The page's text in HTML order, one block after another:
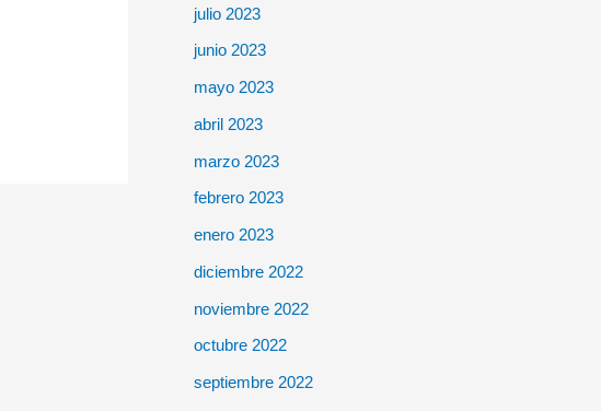
julio 2023
junio 2023
mayo 2023
abril 2023
marzo 2023
febrero 2023
enero 2023
diciembre 2022
noviembre 2022
octubre 2022
septiembre 2022